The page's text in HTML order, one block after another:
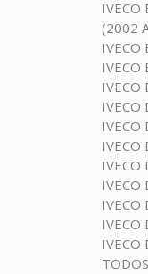
IVECO
(2002
IVECO
IVECO
IVECO
IVECO
IVECO
IVECO
IVECO
IVECO
IVECO
IVECO
IVECO